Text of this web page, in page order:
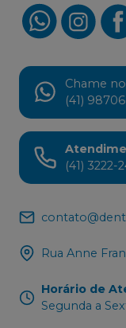
Chame no
(41)
(41) 3222-
Rua Anne
Horário de
Segunda a